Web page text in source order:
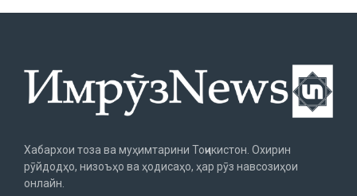
Хабархои тоза ва муҳимтарини Тоҷикистон. Охирин
рӯйдодҳо, низоъҳо ва ҳодисаҳо, ҳар рӯз навсозиҳои
онлайн.